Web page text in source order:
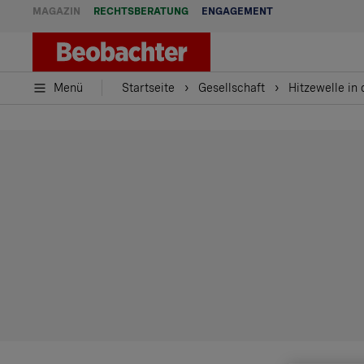
MAGAZIN RECHTSBERATUNG ENGAGEMENT
Menü Startseite Gesellschaft Hitzewelle in